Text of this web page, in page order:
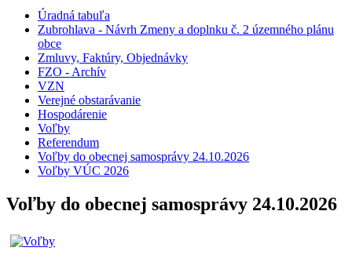
Úradná tabuľa
Zubrohlava - Návrh Zmeny a doplnku č. 2 územného plánu
obce
Zmluvy, Faktúry, Objednávky
FZO - Archív
VZN
Verejné obstarávanie
Hospodárenie
Voľby
Referendum
Voľby do obecnej samosprávy 24.10.2026
Voľby VÚC 2026
Voľby do obecnej samosprávy 24.10.2026